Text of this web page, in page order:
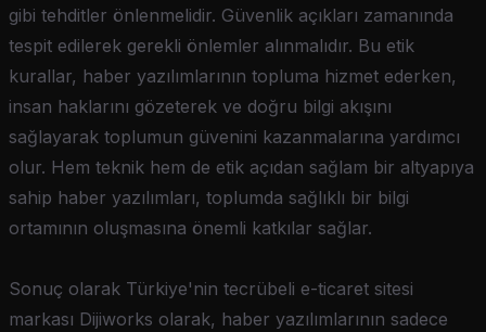
gibi tehditler önlenmelidir. Güvenlik açıkları zamanında
tespit edilerek gerekli önlemler alınmalıdır. Bu etik
kurallar, haber yazılımlarının topluma hizmet ederken,
insan haklarını gözeterek ve doğru bilgi akışını
sağlayarak toplumun güvenini kazanmalarına yardımcı
olur. Hem teknik hem de etik açıdan sağlam bir altyapıya
sahip haber yazılımları, toplumda sağlıklı bir bilgi
ortamının oluşmasına önemli katkılar sağlar.
Sonuç olarak Türkiye'nin tecrübeli e-ticaret sitesi
markası Dijiworks olarak, haber yazılımlarının sadece